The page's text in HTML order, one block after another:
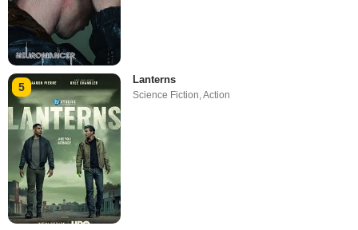
5
Lanterns
Science Fiction ,Action